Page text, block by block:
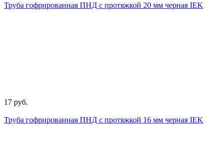
Труба гофрированная ПНД с протяжкой 20 мм черная IEK
17 руб.
Труба гофрированная ПНД с протяжкой 16 мм черная IEK